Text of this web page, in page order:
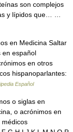
son complejos
y lípidos que… …
en Medicina Saltar
en español
en otros
hispanoparlantes:
Español
o siglas en
o acrónimos en
médicos